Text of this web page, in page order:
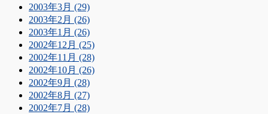
2003年3月 (29)
2003年2月 (26)
2003年1月 (26)
2002年12月 (25)
2002年11月 (28)
2002年10月 (26)
2002年9月 (28)
2002年8月 (27)
2002年7月 (28)